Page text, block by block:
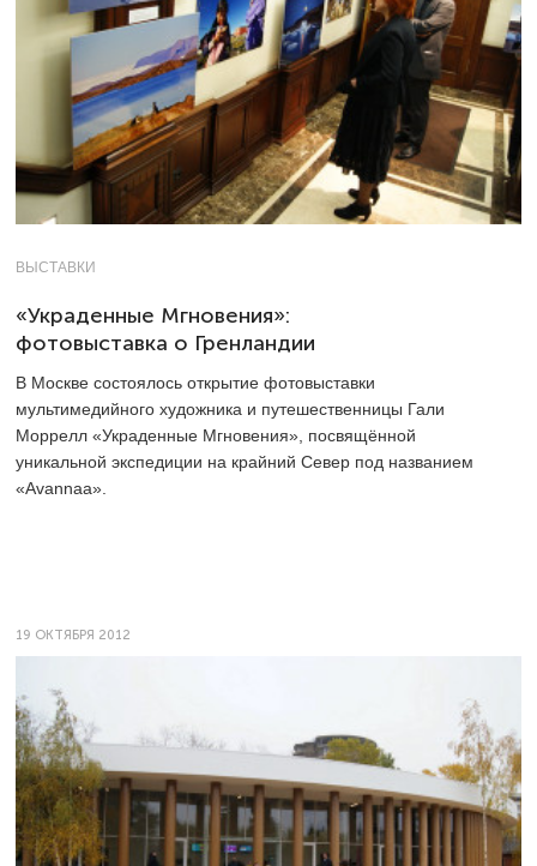
ВЫСТАВКИ
«Украденные Мгновения»:
фотовыставка о Гренландии
В Москве состоялось открытие фотовыставки
мультимедийного художника и путешественницы Гали
Моррелл «Украденные Мгновения», посвящённой
уникальной экспедиции на крайний Север под названием
«Avannaa».
19 ОКТЯБРЯ 2012